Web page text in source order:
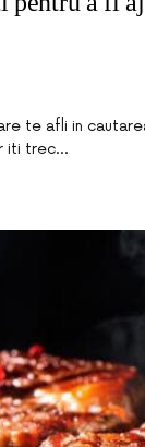
te afli in
iti trec…